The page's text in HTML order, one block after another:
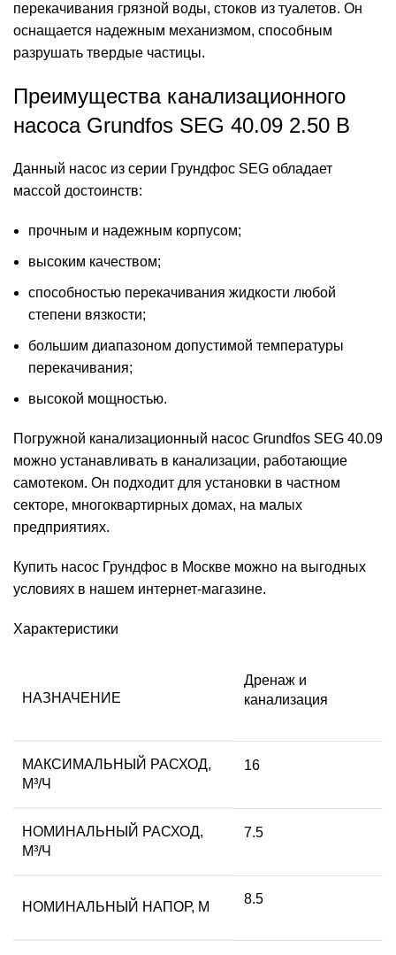
перекачивания грязной воды, стоков из туалетов. Он
оснащается надежным механизмом, способным
разрушать твердые частицы.
Преимущества канализационного
насоса Grundfos SEG 40.09 2.50 B
Данный насос из серии Грундфос SEG обладает
массой достоинств:
прочным и надежным корпусом;
высоким качеством;
способностью перекачивания жидкости любой
степени вязкости;
большим диапазоном допустимой температуры
перекачивания;
высокой мощностью.
Погружной канализационный насос Grundfos SEG 40.09
можно устанавливать в канализации, работающие
самотеком. Он подходит для установки в частном
секторе, многоквартирных домах, на малых
предприятиях.
Купить насос Грундфос в Москве можно на выгодных
условиях в нашем интернет-магазине.
Характеристики
НАЗНАЧЕНИЕ
Дренаж и
канализация
МАКСИМАЛЬНЫЙ РАСХОД,
М³/Ч
16
НОМИНАЛЬНЫЙ РАСХОД,
М³/Ч
7.5
НОМИНАЛЬНЫЙ НАПОР, М
8.5